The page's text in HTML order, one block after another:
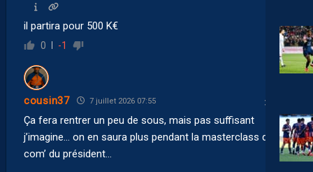
il partira pour 500 K€
0 -1
cousin37 7 juillet 2026 07:55
Ça fera rentrer un peu de sous, mais pas suffisant
j’imagine… on en saura plus pendant la masterclass de
com’ du président…